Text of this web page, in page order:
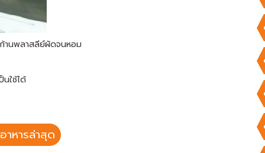
านพลาสลีย์ผัดจนหอม
ใช้ได้
าหารล่าสุด